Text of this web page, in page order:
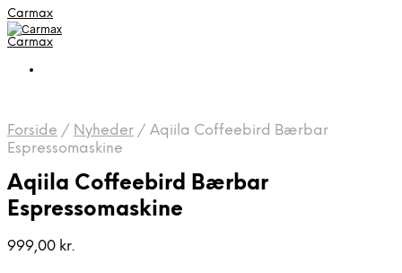
Carmax
Carmax
Forside / Nyheder / Aqiila Coffeebird Bærbar
Espressomaskine
Aqiila Coffeebird Bærbar
Espressomaskine
999,00 kr.